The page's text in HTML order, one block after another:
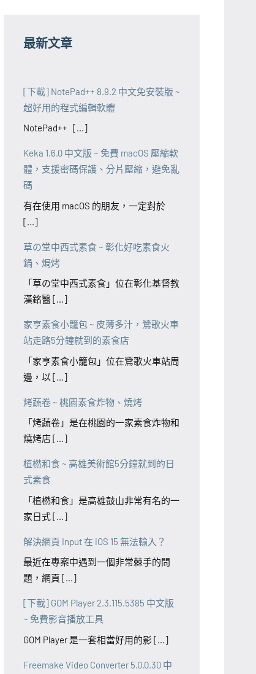
最新文章
[下載] NotePad++ 8.9.2 中文免安裝版 ~
超好用的程式編輯軟體
NotePad++ [...]
Keka 1.6.0 中文版 ~ 免費 macOS 壓縮軟
體，支援密碼保護、分片壓縮，避免亂
碼
有在使用 macOS 的朋友，一定對於
[...]
草の堂中西式素食 ~ 彰化好吃素食火
鍋、焗烤
「草の堂中西式素食」位在彰化基督教
漢銘醫 [...]
家亨素食小籠包 ~ 皮薄多汁，鶯歌火車
站走路5分鐘就到的素食店
「家亨素食小籠包」位在鶯歌火車站周
邊，以 [...]
烤蔬卷 ~ 桃園素食炸物、燒烤
「烤蔬卷」是在桃園的一家素食炸物和
燒烤店 [...]
植橪和食 ~ 高雄美術館5分鐘就到的日
式素食
「植橪和食」是高雄鼓山非常有名的一
家日式 [...]
解決網頁 Input 在 iOS 15 無法輸入？
最近在專案中遇到一個非常棘手的問
題，網頁 [...]
[下載] GOM Player 2.3.115.5385 中文版
~ 免費影音播放工具
GOM Player 是一套相當好用的影 [...]
Freemake Video Converter 5.0.0.30 中